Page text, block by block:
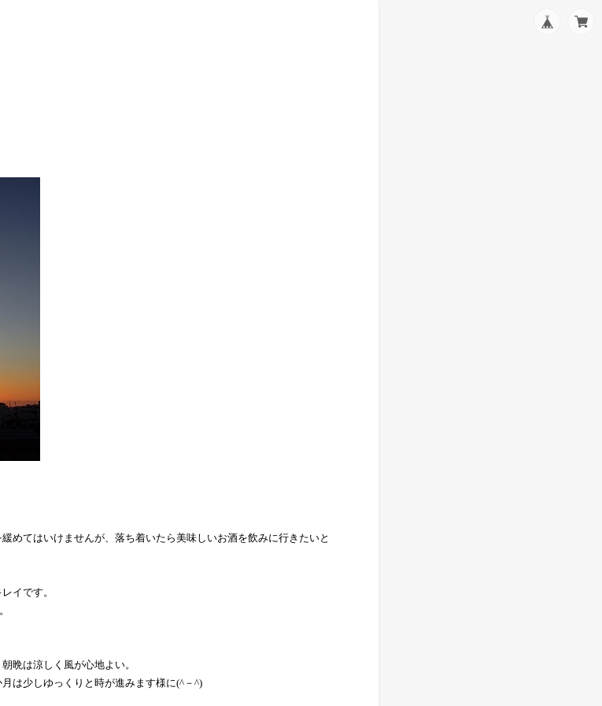
めてはいけませんが、落ち着いたら美味しいお酒を飲みに行きたいと
イです。
晩は涼しく風が心地よい。
は少しゆっくりと時が進みます様に(^－^)